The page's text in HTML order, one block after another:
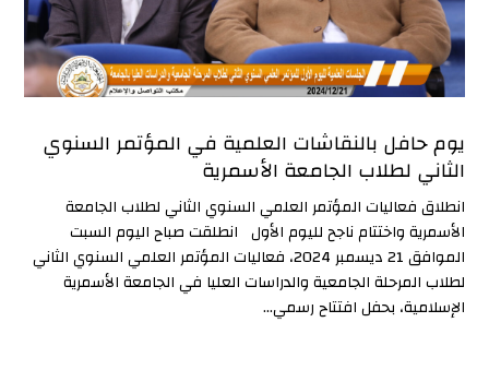
يوم حافل بالنقاشات العلمية في المؤتمر السنوي
الثاني لطلاب الجامعة الأسمرية
انطلاق فعاليات المؤتمر العلمي السنوي الثاني لطلاب الجامعة
الأسمرية واختتام ناجح لليوم الأول انطلقت صباح اليوم السبت
الموافق 21 ديسمبر 2024، فعاليات المؤتمر العلمي السنوي الثاني
لطلاب المرحلة الجامعية والدراسات العليا في الجامعة الأسمرية
الإسلامية، بحفل افتتاح رسمي...